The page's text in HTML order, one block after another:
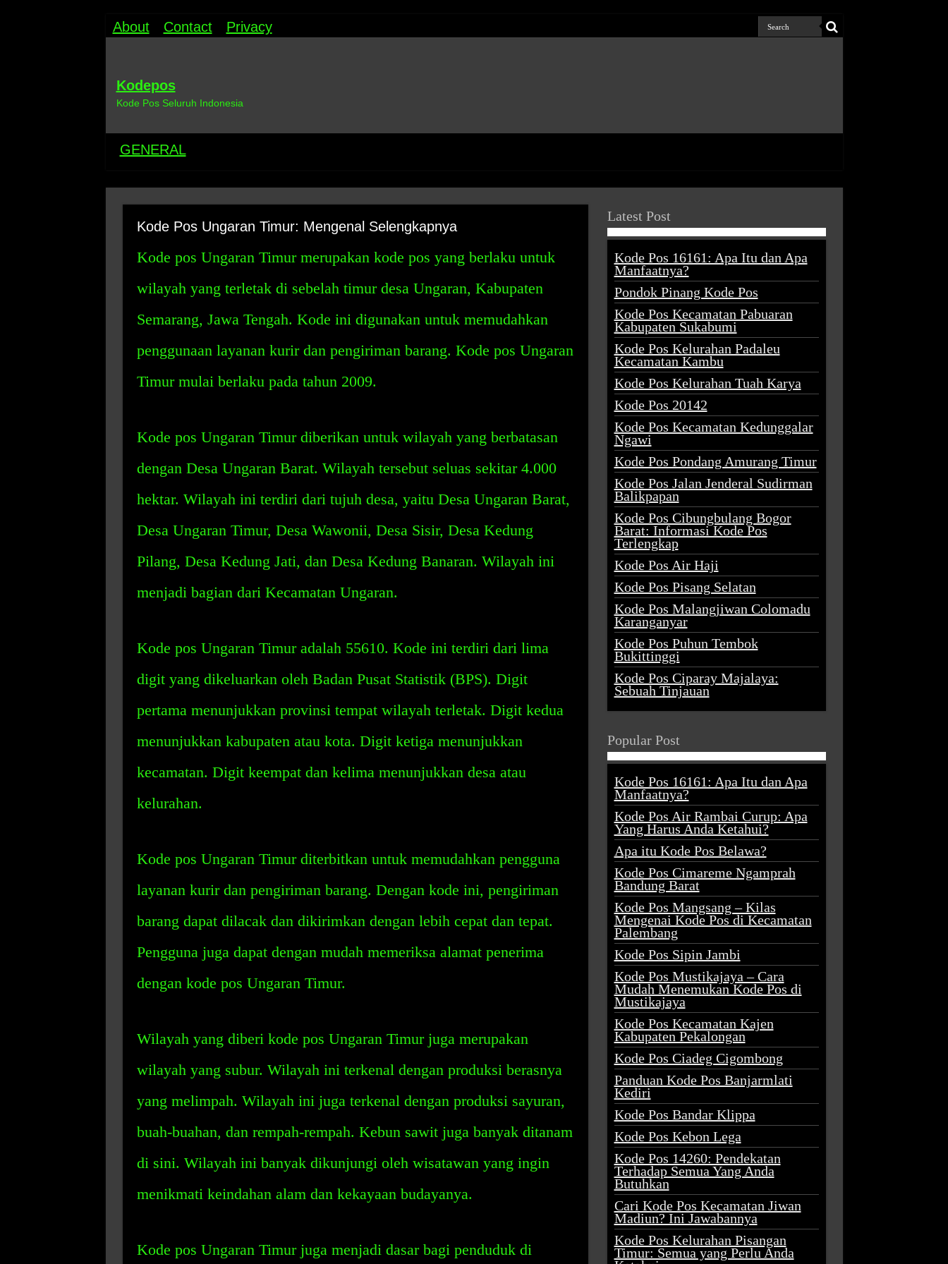
About Contact Privacy
Kodepos
Kode Pos Seluruh Indonesia
GENERAL
Kode Pos Ungaran Timur: Mengenal Selengkapnya
Kode pos Ungaran Timur merupakan kode pos yang berlaku untuk
wilayah yang terletak di sebelah timur desa Ungaran, Kabupaten
Semarang, Jawa Tengah. Kode ini digunakan untuk memudahkan
penggunaan layanan kurir dan pengiriman barang. Kode pos Ungaran
Timur mulai berlaku pada tahun 2009.
Kode pos Ungaran Timur diberikan untuk wilayah yang berbatasan
dengan Desa Ungaran Barat. Wilayah tersebut seluas sekitar 4.000
hektar. Wilayah ini terdiri dari tujuh desa, yaitu Desa Ungaran Barat,
Desa Ungaran Timur, Desa Wawonii, Desa Sisir, Desa Kedung
Pilang, Desa Kedung Jati, dan Desa Kedung Banaran. Wilayah ini
menjadi bagian dari Kecamatan Ungaran.
Kode pos Ungaran Timur adalah 55610. Kode ini terdiri dari lima
digit yang dikeluarkan oleh Badan Pusat Statistik (BPS). Digit
pertama menunjukkan provinsi tempat wilayah terletak. Digit kedua
menunjukkan kabupaten atau kota. Digit ketiga menunjukkan
kecamatan. Digit keempat dan kelima menunjukkan desa atau
kelurahan.
Kode pos Ungaran Timur diterbitkan untuk memudahkan pengguna
layanan kurir dan pengiriman barang. Dengan kode ini, pengiriman
barang dapat dilacak dan dikirimkan dengan lebih cepat dan tepat.
Pengguna juga dapat dengan mudah memeriksa alamat penerima
dengan kode pos Ungaran Timur.
Wilayah yang diberi kode pos Ungaran Timur juga merupakan
wilayah yang subur. Wilayah ini terkenal dengan produksi berasnya
yang melimpah. Wilayah ini juga terkenal dengan produksi sayuran,
buah-buahan, dan rempah-rempah. Kebun sawit juga banyak ditanam
di sini. Wilayah ini banyak dikunjungi oleh wisatawan yang ingin
menikmati keindahan alam dan kekayaan budayanya.
Kode pos Ungaran Timur juga menjadi dasar bagi penduduk di
Latest Post
Kode Pos 16161: Apa Itu dan Apa
Manfaatnya?
Pondok Pinang Kode Pos
Kode Pos Kecamatan Pabuaran
Kabupaten Sukabumi
Kode Pos Kelurahan Padaleu
Kecamatan Kambu
Kode Pos Kelurahan Tuah Karya
Kode Pos 20142
Kode Pos Kecamatan Kedunggalar
Ngawi
Kode Pos Pondang Amurang Timur
Kode Pos Jalan Jenderal Sudirman
Balikpapan
Kode Pos Cibungbulang Bogor
Barat: Informasi Kode Pos
Terlengkap
Kode Pos Air Haji
Kode Pos Pisang Selatan
Kode Pos Malangjiwan Colomadu
Karanganyar
Kode Pos Puhun Tembok
Bukittinggi
Kode Pos Ciparay Majalaya:
Sebuah Tinjauan
Popular Post
Kode Pos 16161: Apa Itu dan Apa
Manfaatnya?
Kode Pos Air Rambai Curup: Apa
Yang Harus Anda Ketahui?
Apa itu Kode Pos Belawa?
Kode Pos Cimareme Ngamprah
Bandung Barat
Kode Pos Mangsang – Kilas
Mengenai Kode Pos di Kecamatan
Palembang
Kode Pos Sipin Jambi
Kode Pos Mustikajaya – Cara
Mudah Menemukan Kode Pos di
Mustikajaya
Kode Pos Kecamatan Kajen
Kabupaten Pekalongan
Kode Pos Ciadeg Cigombong
Panduan Kode Pos Banjarmlati
Kediri
Kode Pos Bandar Klippa
Kode Pos Kebon Lega
Kode Pos 14260: Pendekatan
Terhadap Semua Yang Anda
Butuhkan
Cari Kode Pos Kecamatan Jiwan
Madiun? Ini Jawabannya
Kode Pos Kelurahan Pisangan
Timur: Semua yang Perlu Anda